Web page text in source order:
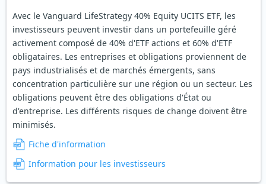
Avec le Vanguard LifeStrategy 40% Equity UCITS ETF, les
investisseurs peuvent investir dans un portefeuille géré
activement composé de 40% d'ETF actions et 60% d'ETF
obligataires. Les entreprises et obligations proviennent de
pays industrialisés et de marchés émergents, sans
concentration particulière sur une région ou un secteur. Les
obligations peuvent être des obligations d'État ou
d'entreprise. Les différents risques de change doivent être
minimisés.
Fiche d'information
Information pour les investisseurs